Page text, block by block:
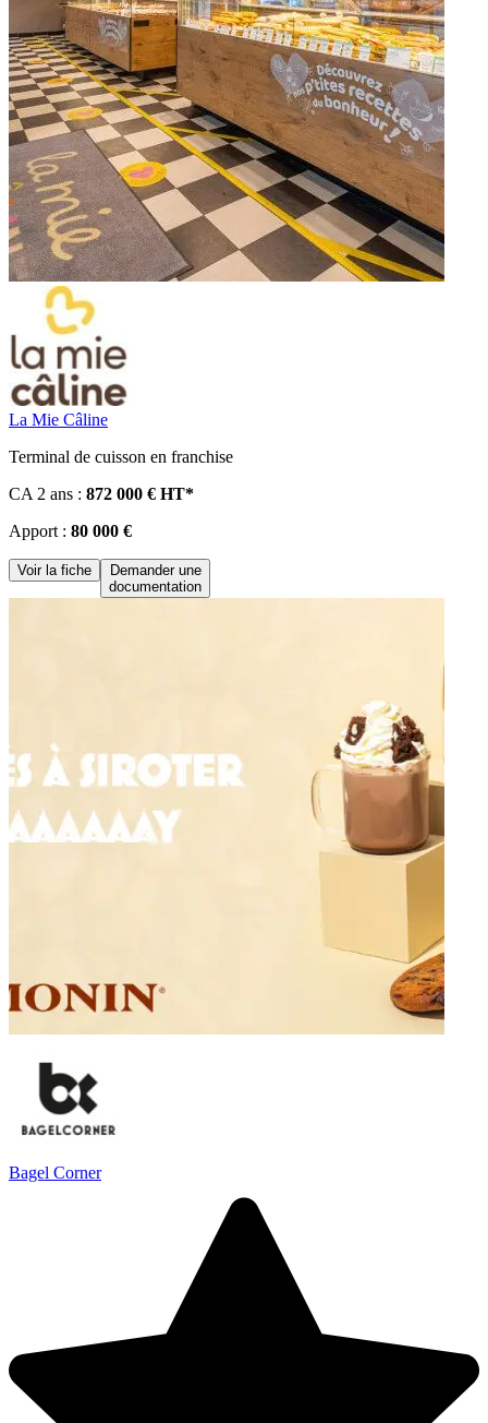
La Mie Câline
Terminal de cuisson en franchise
CA 2 ans : 872 000 € HT*
Apport : 80 000 €
Voir la fiche
Demander une
documentation
Bagel Corner